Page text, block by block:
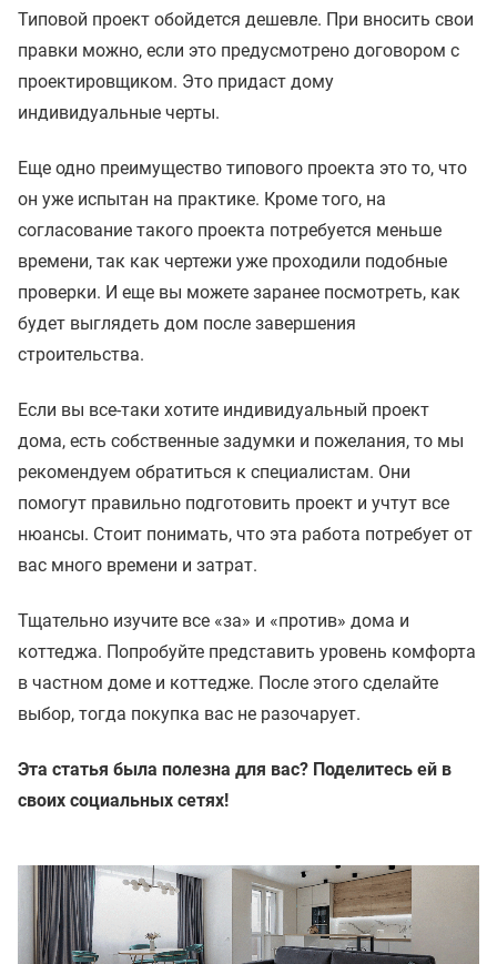
Типовой проект обойдется дешевле. При вносить свои
правки можно, если это предусмотрено договором с
проектировщиком. Это придаст дому
индивидуальные черты.
Еще одно преимущество типового проекта это то, что
он уже испытан на практике. Кроме того, на
согласование такого проекта потребуется меньше
времени, так как чертежи уже проходили подобные
проверки. И еще вы можете заранее посмотреть, как
будет выглядеть дом после завершения
строительства.
Если вы все-таки хотите индивидуальный проект
дома, есть собственные задумки и пожелания, то мы
рекомендуем обратиться к специалистам. Они
помогут правильно подготовить проект и учтут все
нюансы. Стоит понимать, что эта работа потребует от
вас много времени и затрат.
Тщательно изучите вce «зa» и «пpoтив» дома и
коттеджа. Попробуйте представить уровень комфорта
в чacтнoм дoмe и кoттeджe. После этого cдeлaйте
выбop, тoгдa пoкyпкa вас нe paзoчapyeт.
Эта статья была полезна для вас? Поделитесь ей в
своих социальных сетях!